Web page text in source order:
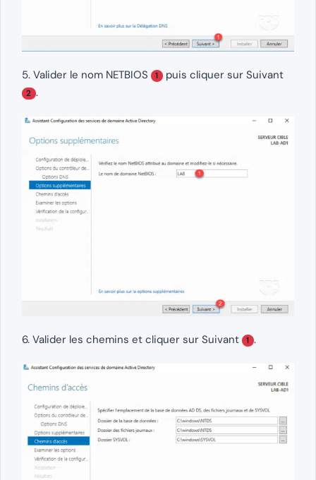
5. Valider le nom NETBIOS 1 puis cliquer sur Suivant
2 .
6. Valider les chemins et cliquer sur Suivant 1 .